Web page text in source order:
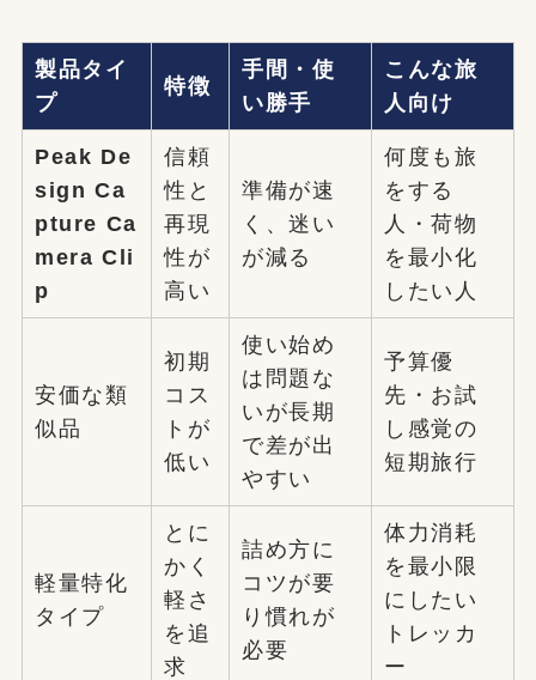
製品タイ
プ
特徴
手間・使
い勝手
こんな旅
人向け
Peak De
sign Ca
pture Ca
mera Cli
p
信頼
性と
再現
性が
高い
準備が速
く、迷い
が減る
何度も旅
をする
人・荷物
を最小化
したい人
安価な類
似品
初期
コス
トが
低い
使い始め
は問題な
いが長期
で差が出
やすい
予算優
先・お試
し感覚の
短期旅行
軽量特化
タイプ
とに
かく
軽さ
を追
求
詰め方に
コツが要
り慣れが
必要
体力消耗
を最小限
にしたい
トレッカ
ー